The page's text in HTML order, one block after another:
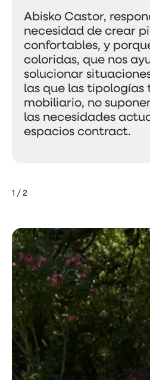
Abisko Castor,
necesidad de crear
confortables, y
coloridas, que nos
solucionar
las que las tipologías
mobiliario, no
las necesidades
espacios contract.
1 / 2